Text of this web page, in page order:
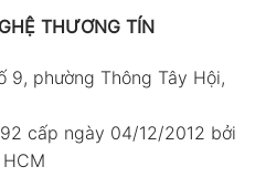
THƯƠNG TÍN
9, phường Thông Tây Hội,
cấp ngày 04/12/2012 bởi